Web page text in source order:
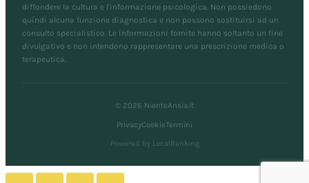
diffondere la cultura e l'informazione psicologica. Non possiedono
quindi alcuna funzione diagnostica e non possono sostituirsi ad un
consulto specialistico. Le informazioni fornite hanno soltanto un fine
divulgativo e non intendono rappresentare una prescrizione medica o
terapeutica.
© 2026 NienteAnsia.it
PrivacyCookieTermini
Powered by LocalRanking